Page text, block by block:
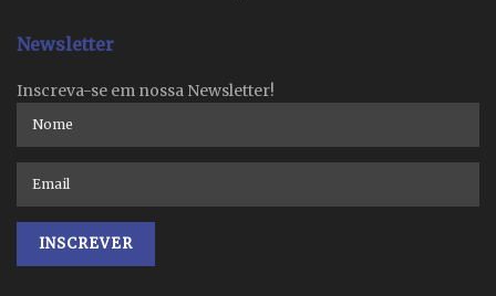
Newsletter
Inscreva-se em nossa Newsletter!